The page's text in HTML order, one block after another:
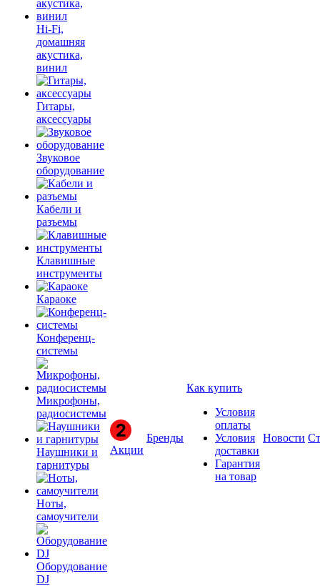
Hi-Fi,
домашняя
акустика,
винил
Гитары,
аксессуары
Звуковое
оборудование
Кабели и
разъемы
Клавишные
инструменты
Караоке
Конференц-
системы
Микрофоны,
радиосистемы
Наушники и
гарнитуры
Ноты,
самоучители
Оборудование
DJ
Акции
Бренды
Как купить
Условия
оплаты
Условия
доставки
Гарантия
на товар
Новости